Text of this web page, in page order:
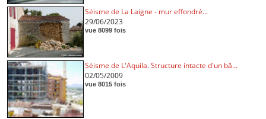
Séisme de La Laigne - mur effondré...
29/06/2023
vue 8099 fois
Séisme de L'Aquila. Structure intacte d'un bâ...
02/05/2009
vue 8015 fois